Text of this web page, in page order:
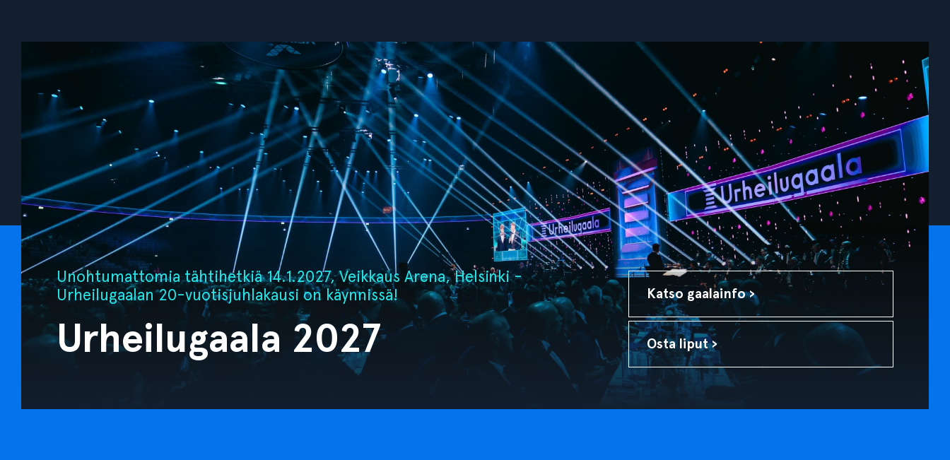
Unohtumattomia tähtihetkiä 14.1.2027, Veikkaus Arena, Helsinki -
Urheilugaalan 20-vuotisjuhlakausi on käynnissä!
Urheilugaala 2027
Katso gaalainfo ›
Osta liput ›